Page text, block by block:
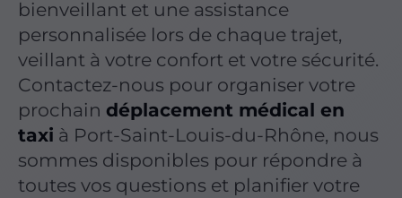
bienveillant et une assistance
personnalisée lors de chaque trajet,
veillant à votre confort et votre sécurité.
Contactez-nous pour organiser votre
prochaindéplacement médical en
taxi à Port-Saint-Louis-du-Rhône, nous
sommes disponibles pour répondre à
toutes vos questions et planifier votre